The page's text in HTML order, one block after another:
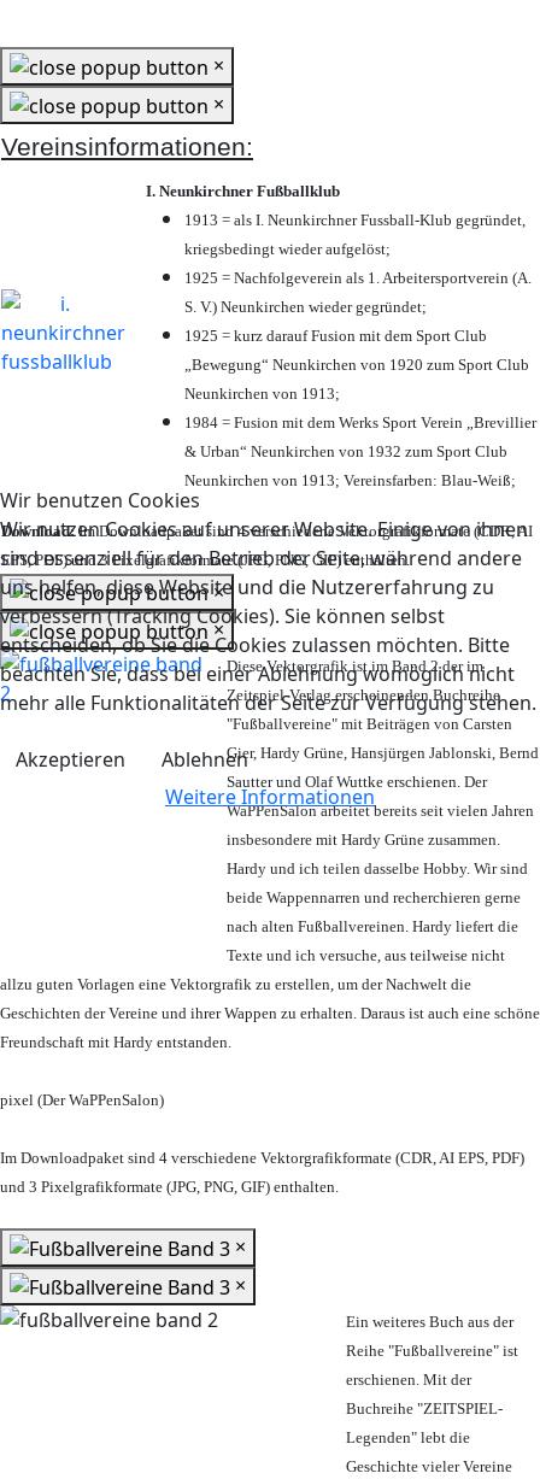
Wir benutzen Cookies
Wir nutzen Cookies auf unserer Website. Einige von ihnen
sind essenziell für den Betrieb der Seite, während andere
uns helfen, diese Website und die Nutzererfahrung zu
verbessern (Tracking Cookies). Sie können selbst
entscheiden, ob Sie die Cookies zulassen möchten. Bitte
beachten Sie, dass bei einer Ablehnung womöglich nicht
mehr alle Funktionalitäten der Seite zur Verfügung stehen.
Akzeptieren
Ablehnen
Weitere Informationen
×
×
Vereinsinformationen:
I. Neunkirchner Fußballklub
1913 = als I. Neunkirchner Fussball-Klub gegründet,
kriegsbedingt wieder aufgelöst;
1925 = Nachfolgeverein als 1. Arbeitersportverein (A.
S. V.) Neunkirchen wieder gegründet;
1925 = kurz darauf Fusion mit dem Sport Club
„Bewegung“ Neunkirchen von 1920 zum Sport Club
Neunkirchen von 1913;
1984 = Fusion mit dem Werks Sport Verein „Brevillier
& Urban“ Neunkirchen von 1932 zum Sport Club
Neunkirchen von 1913; Vereinsfarben: Blau-Weiß;
Download:Im Downloadpaket sind 4 verschiedene Vektorgrafikformate (CDR, AI
EPS, PDF) und 3 Pixelgrafikformate (JPG, PNG, GIF) enthalten.
×
×
Diese Vektorgrafik ist im Band 2 der im
Zeitspiel-Verlag erscheinenden Buchreihe
"Fußballvereine" mit Beiträgen von Carsten
Gier, Hardy Grüne, Hansjürgen Jablonski, Bernd
Sautter und Olaf Wuttke erschienen. Der
WaPPenSalon arbeitet bereits seit vielen Jahren
insbesondere mit Hardy Grüne zusammen.
Hardy und ich teilen dasselbe Hobby. Wir sind
beide Wappennarren und recherchieren gerne
nach alten Fußballvereinen. Hardy liefert die
Texte und ich versuche, aus teilweise nicht
allzu guten Vorlagen eine Vektorgrafik zu erstellen, um der Nachwelt die
Geschichten der Vereine und ihrer Wappen zu erhalten. Daraus ist auch eine schöne
Freundschaft mit Hardy entstanden.
pixel (Der WaPPenSalon)
Im Downloadpaket sind 4 verschiedene Vektorgrafikformate (CDR, AI EPS, PDF)
und 3 Pixelgrafikformate (JPG, PNG, GIF) enthalten.
×
×
Ein weiteres Buch aus der
Reihe "Fußballvereine" ist
erschienen. Mit der
Buchreihe "ZEITSPIEL-
Legenden" lebt die
Geschichte vieler Vereine